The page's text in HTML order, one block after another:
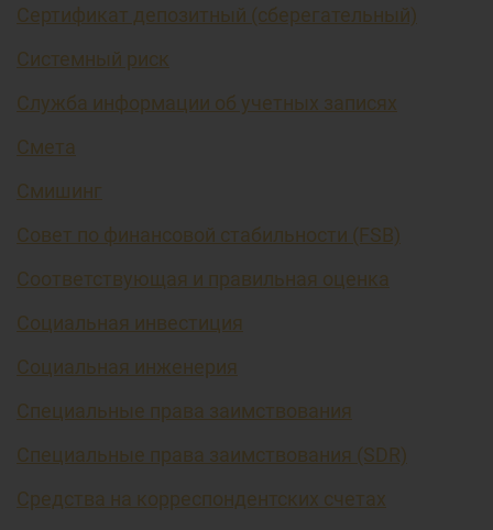
Сертификат депозитный (сберегательный)
Системный риск
Служба информации об учетных записях
Смета
Смишинг
Совет по финансовой стабильности (FSB)
Соответствующая и правильная оценка
Социальная инвестиция
Социальная инженерия
Специальные права заимствования
Специальные права заимствования (SDR)
Средства на корреспондентских счетах